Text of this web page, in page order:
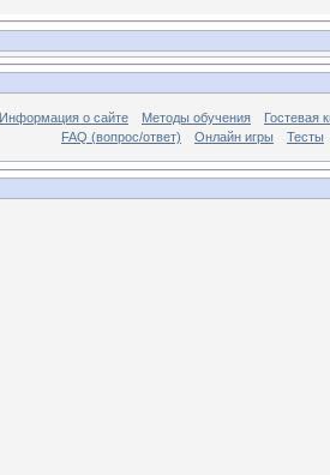
Информация о сайте Методы обучения
Гостевая
FAQ (вопрос/ответ)
Онлайн игры Тесты